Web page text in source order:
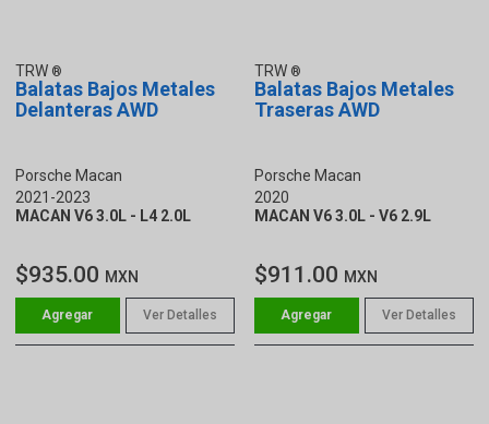
TRW
Balatas Bajos Metales
Delanteras AWD
Porsche Macan
2021-2023
MACAN V6 3.0L - L4 2.0L
$935.00 MXN
Ver Detalles
TRW
Balatas Bajos Metales
Traseras AWD
Porsche Macan
2020
MACAN V6 3.0L - V6 2.9L
$911.00 MXN
Ver Detalles